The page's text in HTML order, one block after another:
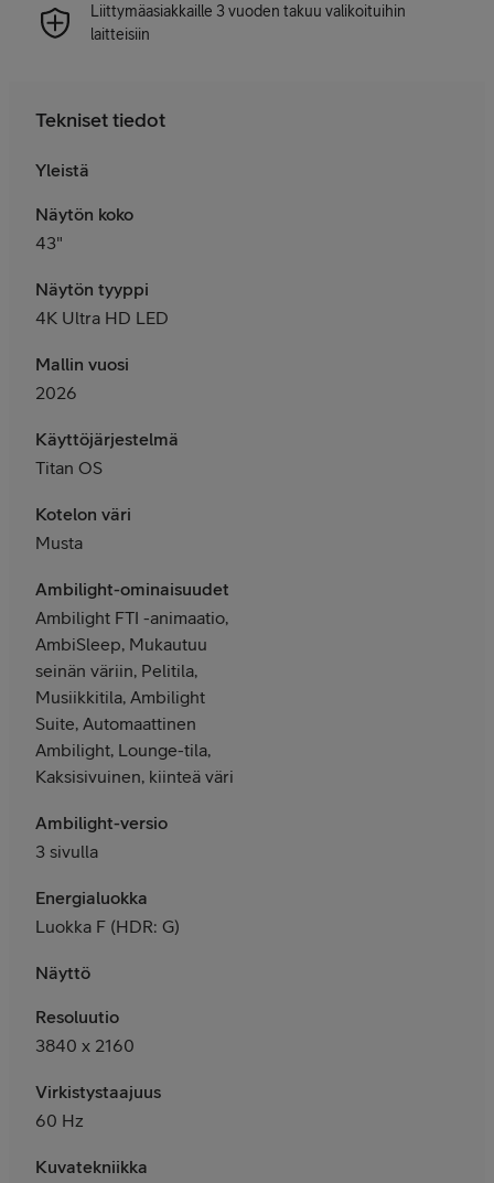
Liittymäasiakkaille 3 vuoden takuu valikoituihin
laitteisiin
Tekniset tiedot
Yleistä
Näytön koko
43"
Näytön tyyppi
4K Ultra HD LED
Mallin vuosi
2026
Käyttöjärjestelmä
Titan OS
Kotelon väri
Musta
Ambilight-ominaisuudet
Ambilight FTI -animaatio,
AmbiSleep, Mukautuu
seinän väriin, Pelitila,
Musiikkitila, Ambilight
Suite, Automaattinen
Ambilight, Lounge-tila,
Kaksisivuinen, kiinteä väri
Ambilight-versio
3 sivulla
Energialuokka
Luokka F (HDR: G)
Näyttö
Resoluutio
3840 x 2160
Virkistystaajuus
60 Hz
Kuvatekniikka